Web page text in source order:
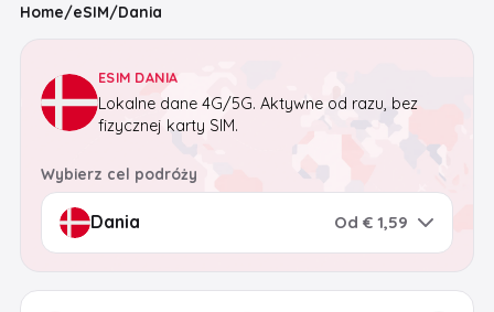
Home/eSIM/Dania
ESIM DANIA
Lokalne dane 4G/5G. Aktywne od razu, bez
fizycznej karty SIM.
Wybierz cel podróży
Od € 1,59